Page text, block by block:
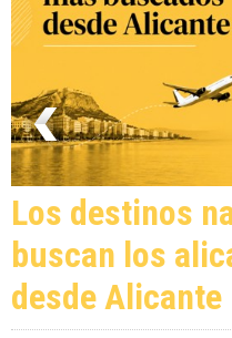
Los destinos
buscan los
desde Alicante